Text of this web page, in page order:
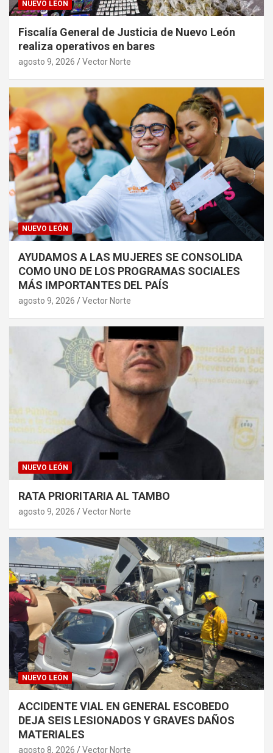
NUEVO LEÓN
Fiscalía General de Justicia de Nuevo León
realiza operativos en bares
agosto 9, 2026 Vector Norte
NUEVO LEÓN
AYUDAMOS A LAS MUJERES SE CONSOLIDA
COMO UNO DE LOS PROGRAMAS SOCIALES
MÁS IMPORTANTES DEL PAÍS
agosto 9, 2026 Vector Norte
NUEVO LEÓN
RATA PRIORITARIA AL TAMBO
agosto 9, 2026 Vector Norte
NUEVO LEÓN
ACCIDENTE VIAL EN GENERAL ESCOBEDO
DEJA SEIS LESIONADOS Y GRAVES DAÑOS
MATERIALES
agosto 8, 2026 Vector Norte